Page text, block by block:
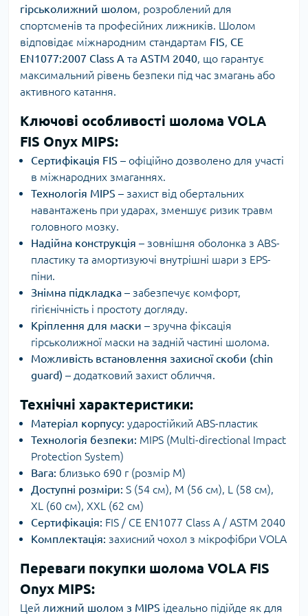
гірськолижний шолом, розроблений для
спортсменів та професійних лижників. Шолом
відповідає міжнародним стандартам FIS, CE
EN1077:2007 Class A та ASTM 2040, що гарантує
максимальний рівень безпеки під час змагань або
активного катання.
Ключові особливості шолома VOLA
FIS Onyx MIPS:
Сертифікація FIS – офіційно дозволено для участі
в міжнародних змаганнях.
Технологія MIPS – захист від обертальних
навантажень при ударах, зменшує ризик травм
головного мозку.
Надійна конструкція – зовнішня оболонка з ABS-
пластику та амортизуючі внутрішні шари з EPS-
піни.
Знімна підкладка – забезпечує комфорт,
гігієнічність і простоту догляду.
Кріплення для маски – зручна фіксація
гірськолижної маски на задній частині шолома.
Можливість встановлення захисної скоби (chin
guard) – додатковий захист обличчя.
Технічні характеристики:
Матеріал корпусу: ударостійкий ABS-пластик
Технологія безпеки: MIPS (Multi-directional Impact
Protection System)
Вага: близько 690 г (розмір M)
Доступні розміри: S (54 см), M (56 см), L (58 см),
XL (60 см), XXL (62 см)
Сертифікація: FIS / CE EN1077 Class A / ASTM 2040
Комплектація: захисний чохол з мікрофібри VOLA
Переваги покупки шолома VOLA FIS
Onyx MIPS:
Цей лижний шолом з MIPS ідеально підійде як для